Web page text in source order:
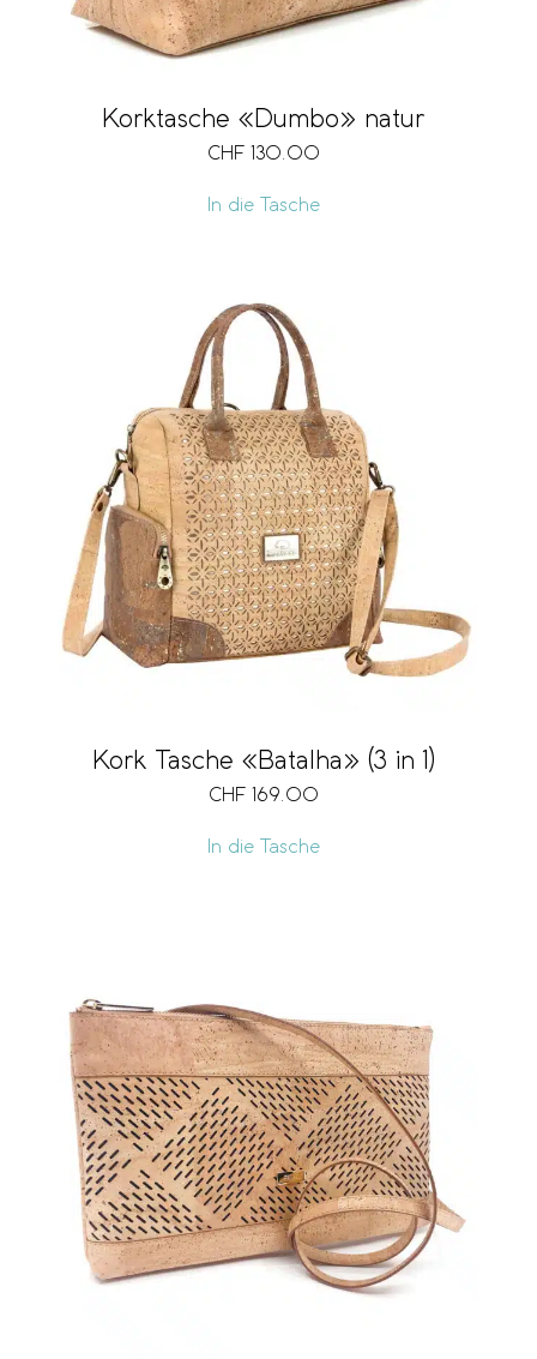
Korktasche «Dumbo» natur
CHF 130.00
In die Tasche
Kork Tasche «Batalha» (3 in 1)
CHF 169.00
In die Tasche